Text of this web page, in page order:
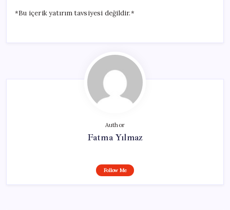
*Bu içerik yatırım tavsiyesi değildir.*
Author
Fatma Yılmaz
Follow Me